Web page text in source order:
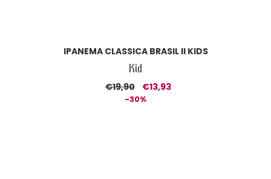
IPANEMA CLASSICA BRASIL II KIDS
Kid
€19,90 €13,93
-30%